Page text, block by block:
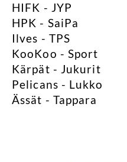
HIFK - JYP
HPK - SaiPa
Ilves - TPS
KooKoo - Sport
Kärpät - Jukurit
Pelicans - Lukko
Ässät - Tappara